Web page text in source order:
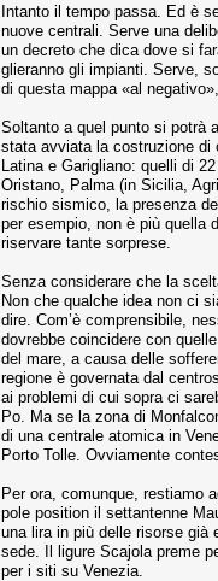
Intanto il tempo passa. Ed è
nuove centrali. Serve una
un decreto che dica dove si
glieranno gli impianti. Serve,
di questa mappa «al
Soltanto a quel punto si potrà
stata avviata la costruzione di
Latina e Garigliano: quelli di
Oristano, Palma (in Sicilia,
rischio sismico, la presenza
per esempio, non è più quella
riservare tante sorprese.
Senza considerare che la
Non che qualche idea non ci
dire. Com’è comprensibile,
dovrebbe coincidere con
del mare, a causa delle
regione è governata dal
ai problemi di cui sopra ci
Po. Ma se la zona di
di una centrale atomica in
Porto Tolle. Ovviamente
Per ora, comunque, restiamo
pole position il settantenne
una lira in più delle risorse già
sede. Il ligu­re Scajola preme
per i siti su Venezia.